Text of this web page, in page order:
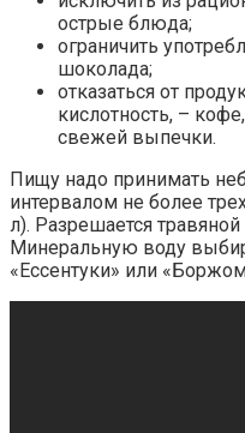
острые блюда;
ограничить
шоколада;
отказаться от
кислотность, –
свежей выпечки.
Пищу надо принимать
интервалом не более
л). Разрешается
Минеральную воду
«Ессентуки» или